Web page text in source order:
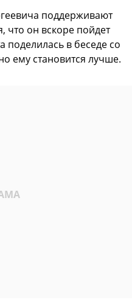
поддерживают
что он вскоре пойдет
поделилась в беседе со
ему становится лучше.